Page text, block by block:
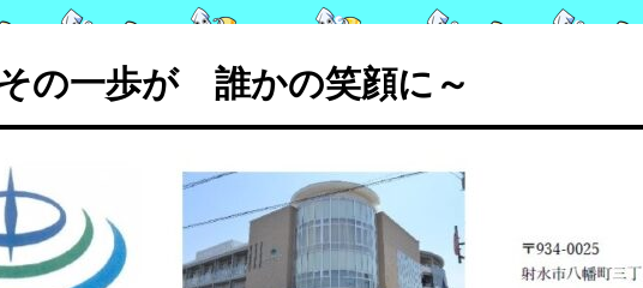
の一歩が 誰かの笑顔に～